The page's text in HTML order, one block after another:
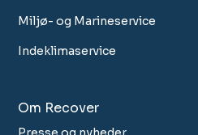
Miljø- og Marineservice
Indeklimaservice
Om Recover